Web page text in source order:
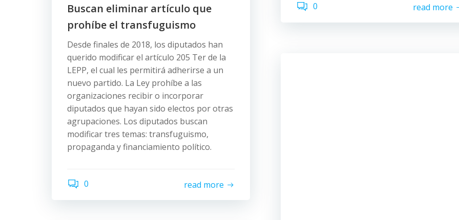
0 read more
Buscan eliminar artículo que
prohíbe el transfuguismo
Desde finales de 2018, los diputados han
querido modificar el artículo 205 Ter de la
LEPP, el cual les permitirá adherirse a un
nuevo partido. La Ley prohíbe a las
organizaciones recibir o incorporar
diputados que hayan sido electos por otras
agrupaciones. Los diputados buscan
modificar tres temas: transfuguismo,
propaganda y financiamiento político.
0 read more